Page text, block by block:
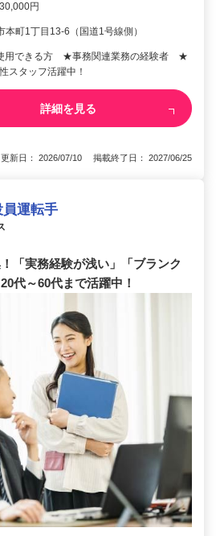
円
本町1丁目13-6（国道1号線側）
用できる方 ★事務関連業務の経験者 ★
スタッフ活躍中！
詳細を見る
更新日： 2026/07/10 掲載終了日： 2027/06/25
運転手
「実務経験が浅い」「ブランク
代～60代まで活躍中！